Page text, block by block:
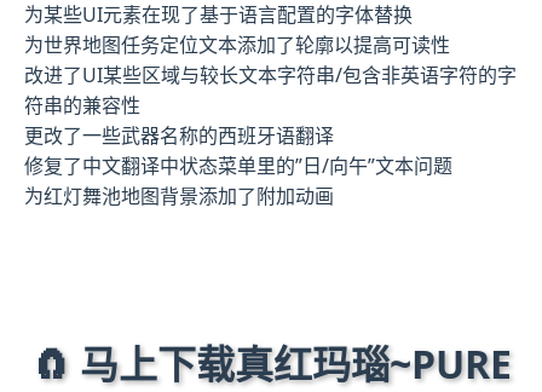
为某些UI元素在现了基于语言配置的字体替换
为世界地图任务定位文本添加了轮廓以提高可读性
改进了UI某些区域与较长文本字符串/包含非英语字符的字
符串的兼容性
更改了一些武器名称的西班牙语翻译
修复了中文翻译中状态菜单里的”日/向午”文本问题
为红灯舞池地图背景添加了附加动画
🧲 马上下载真红玛瑙~PURE